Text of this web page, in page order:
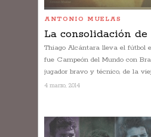
ANTONIO MUELAS
La consolidación
Thiago Alcántara lleva el fútbol
fue Campeón del Mundo con
jugador bravo y técnico, de la
4 marzo, 2014